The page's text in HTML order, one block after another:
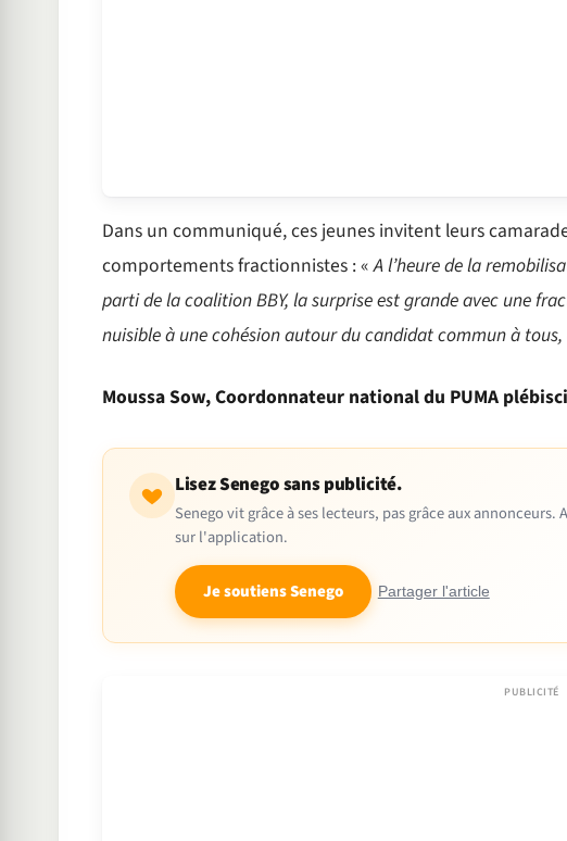
Dans un communiqué, ces jeunes invitent leurs
comportements fractionnistes : «A l’heure de la
parti de la coalition BBY, la surprise est grande avec une
nuisible à une cohésion autour du candidat commun à
Moussa Sow, Coordonnateur national du PUMA
Lisez Senego sans publicité.
Senego vit grâce à ses lecteurs, pas grâce aux
sur l'application.
Je soutiens Senego Partager l'article